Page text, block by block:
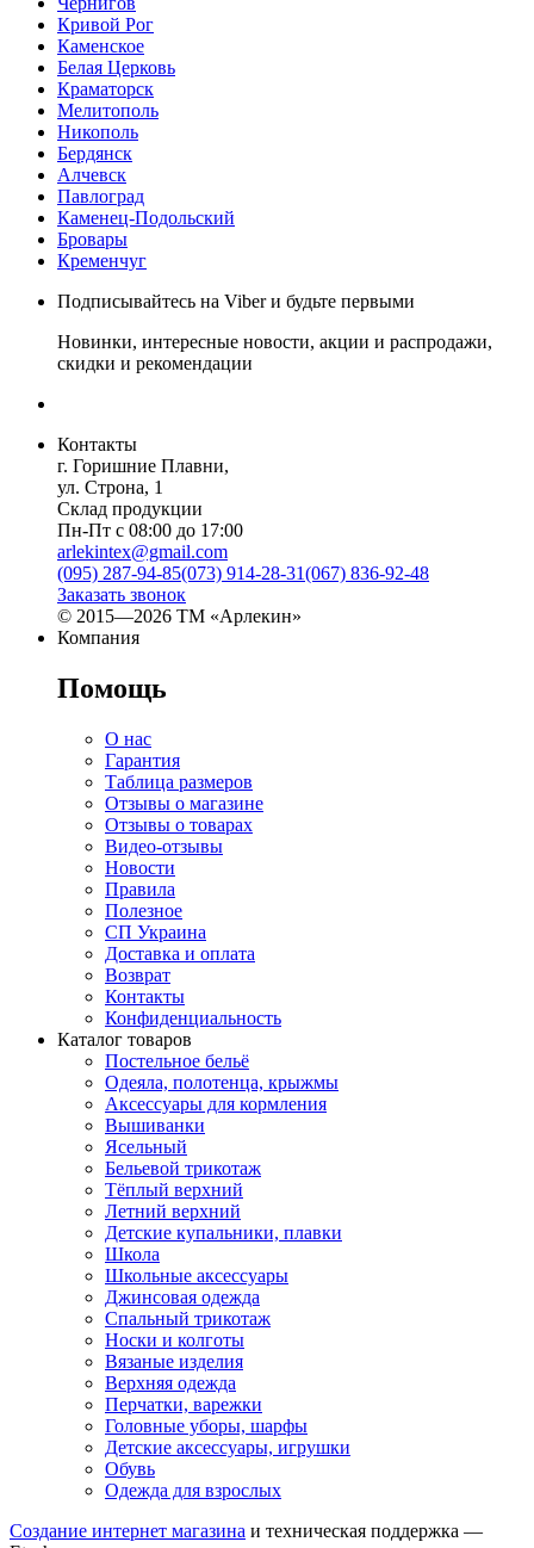
Кривой Рог
Каменское
Белая Церковь
Краматорск
Мелитополь
Никополь
Бердянск
Алчевск
Павлоград
Каменец-Подольский
Бровары
Кременчуг
Подписывайтесь на Viber и будьте первыми
Новинки, интересные новости, акции и распродажи,
скидки и рекомендации
Контакты
г. Горишние Плавни,
ул. Строна, 1
Склад продукции
Пн-Пт с 08:00 до 17:00
arlekintex@gmail.com
(095) 287-94-85(073) 914-28-31(067) 836-92-48
Заказать звонок
© 2015—2026 ТМ «Арлекин»
Компания
Помощь
О нас
Гарантия
Таблица размеров
Отзывы о магазине
Отзывы о товарах
Видео-отзывы
Новости
Правила
Полезное
СП Украина
Доставка и оплата
Возврат
Контакты
Конфиденциальность
Каталог товаров
Постельное бельё
Одеяла, полотенца, крыжмы
Аксессуары для кормления
Вышиванки
Ясельный
Бельевой трикотаж
Тёплый верхний
Летний верхний
Детские купальники, плавки
Школа
Школьные аксессуары
Джинсовая одежда
Спальный трикотаж
Носки и колготы
Вязаные изделия
Верхняя одежда
Перчатки, варежки
Головные уборы, шарфы
Детские аксессуары, игрушки
Обувь
Одежда для взрослых
Создание интернет магазина и техническая поддержка —